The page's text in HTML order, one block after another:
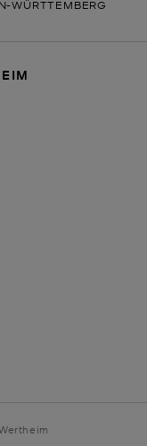
WÜRTTEMBERG